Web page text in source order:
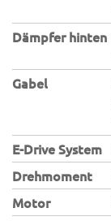
Dämpfer hinten
Gabel
E-Drive System
Drehmoment
Motor